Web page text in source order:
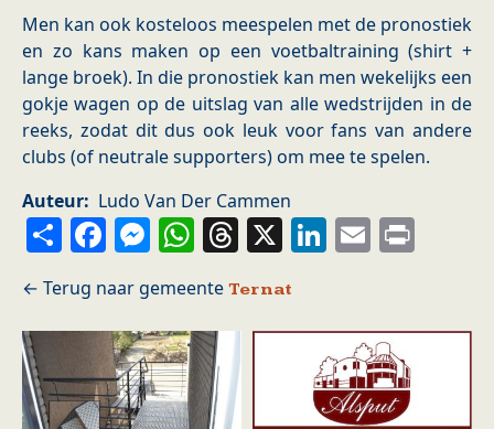
Men kan ook kosteloos meespelen met de pronostiek
en zo kans maken op een voetbaltraining (shirt +
lange broek). In die pronostiek kan men wekelijks een
gokje wagen op de uitslag van alle wedstrijden in de
reeks, zodat dit dus ook leuk voor fans van andere
clubs (of neutrale supporters) om mee te spelen.
Auteur
Ludo Van Der Cammen
ShareFacebook
Messenger
WhatsApp
Threads
X LinkedIn
Email
Ternat